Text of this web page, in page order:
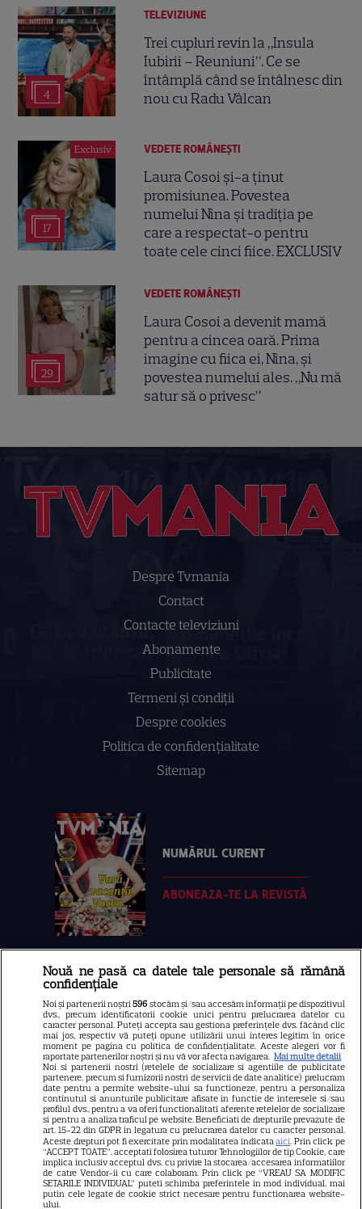
4
TELEVIZIUNE
Trei cupluri revin la „Insula
Iubirii – Reuniuni”. Ce se
întâmplă când se întâlnesc din
nou cu Radu Vâlcan
Exclusiv
17
VEDETE ROMÂNEŞTI
Laura Cosoi și-a ținut
promisiunea. Povestea
numelui Nina și tradiția pe
care a respectat-o pentru
toate cele cinci fiice. EXCLUSIV
29
VEDETE ROMÂNEŞTI
Laura Cosoi a devenit mamă
pentru a cincea oară. Prima
imagine cu fiica ei, Nina, și
povestea numelui ales. „Nu mă
satur să o privesc”
Despre Tvmania
Contact
Contacte televiziuni
Abonamente
Publicitate
Termeni și condiții
Despre cookies
Politica de confidenţialitate
Sitemap
NUMĂRUL CURENT
ABONEAZA-TE LA REVISTĂ
Libertatea
Libertatea pentru femei
GSP
Știri mondene
Avantaje
Elle
Unica
Retete practice
URMĂREȘTE-NE PE
Nouă ne pasă ca datele tale personale să rămână
confidențiale
Noi și partenerii noștri596 stocăm și/sau accesăm informații pe dispozitivul
dvs., precum identificatorii cookie unici pentru prelucrarea datelor cu
caracter personal. Puteți accepta sau gestiona preferințele dvs. făcând clic
mai jos, respectiv vă puteți opune utilizării unui interes legitim în orice
moment pe pagina cu politica de confidențialitate. Aceste alegeri vor fi
raportate partenerilor noștri și nu vă vor afecta navigarea. Mai multe detalii
Noi si partenerii nostri (retelele de socializare si agentiile de publicitate
partenere, precum si furnizorii nostri de servicii de date analitice) prelucram
date pentru a permite website-ului sa functioneze, pentru a personaliza
continutul si anunturile publicitare afisate in functie de interesele si/sau
profilul dvs., pentru a va oferi functionalitati aferente retelelor de socializare
si pentru a analiza traficul pe website. Beneficiati de drepturile prevazute de
art. 15-22 din GDPR in legatura cu prelucrarea datelor cu caracter personal.
Aceste drepturi pot fi exercitate prin modalitatea indicataaici. Prin click pe
“ACCEPT TOATE”, acceptati folosirea tuturor Tehnologiilor de tip Cookie, care
implica inclusiv acceptul dvs. cu privire la stocarea/accesarea informatiilor
de catre Vendor-ii cu care colaboram. Prin click pe “VREAU SA MODIFIC
SETARILE INDIVIDUAL” puteti schimba preferintele in mod individual, mai
putin cele legate de cookie strict necesare pentru functionarea website-
ului.